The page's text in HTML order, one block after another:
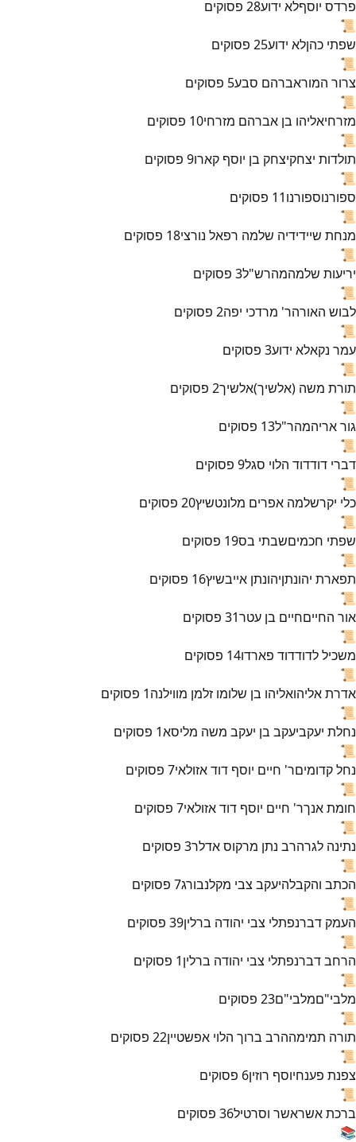
פרדס יוסףלא ידוע28 פסוקים
📜
שפתי כהןלא ידוע25 פסוקים
📜
צרור המוראברהם סבע5 פסוקים
📜
מזרחיאליהו בן אברהם מזרחי10 פסוקים
📜
תולדות יצחקיצחק בן יוסף קארו9 פסוקים
📜
ספורנוספורנו11 פסוקים
📜
מנחת שיידידיה שלמה רפאל נורצי18 פסוקים
📜
יריעות שלמהמהרש"ל3 פסוקים
📜
לבוש האורהר' מרדכי יפה2 פסוקים
📜
עמר נקאלא ידוע3 פסוקים
📜
תורת משה (אלשיך)אלשיך2 פסוקים
📜
גור אריהמהר"ל13 פסוקים
📜
דברי דודדוד הלוי סגל9 פסוקים
📜
כלי יקרשלמה אפרים מלונטשיץ20 פסוקים
📜
שפתי חכמיםשבתי בס19 פסוקים
📜
תפארת יהונתןיהונתן אייבשיץ16 פסוקים
📜
אור החייםחיים בן עטר31 פסוקים
📜
משכיל לדודדוד פארדו14 פסוקים
📜
אדרת אליהואליהו בן שלומו זלמן מווילנה1 פסוקים
📜
נחלת יעקביעקב בן יעקב משה מליסא1 פסוקים
📜
נחל קדומיםר' חיים יוסף דוד אזולאי7 פסוקים
📜
חומת אנךר' חיים יוסף דוד אזולאי7 פסוקים
📜
נתינה לגרהרב נתן מרקוס אדלר3 פסוקים
📜
הכתב והקבלהיעקב צבי מקלנבורג7 פסוקים
📜
העמק דברנפתלי צבי יהודה ברלין39 פסוקים
📜
הרחב דברנפתלי צבי יהודה ברלין1 פסוקים
📜
מלבי"םמלבי"ם23 פסוקים
📜
תורה תמימההרב ברוך הלוי אפשטיין22 פסוקים
📜
צפנת פענחיוסף רוזין6 פסוקים
📜
ברכת אשראשר וסרטיל36 פסוקים
📚